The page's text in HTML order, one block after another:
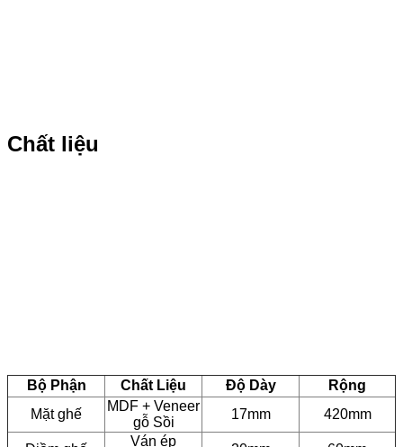
Chất liệu
Bộ Phận Chất Liệu Độ Dày
Rộng
Mặt ghế
MDF + Veneer
gỗ Sồi
17mm 420mm
Ván ép